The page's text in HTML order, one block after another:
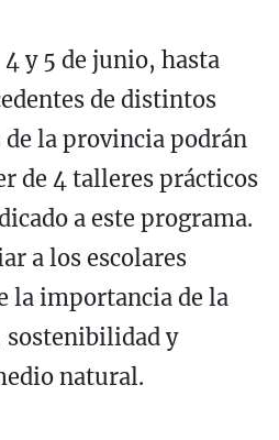
y 5 de junio, hasta
de distintos
la provincia podrán
de 4 talleres prácticos
a este programa.
a los escolares
la importancia de la
y
natural.